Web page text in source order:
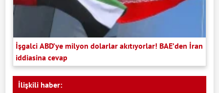
İşgalci ABD’ye milyon dolarlar akıtıyorlar! BAE’den İran
iddiasina cevap
İlişkili haber: